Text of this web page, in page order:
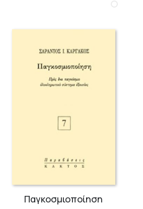
Παγκοσμιοποίηση